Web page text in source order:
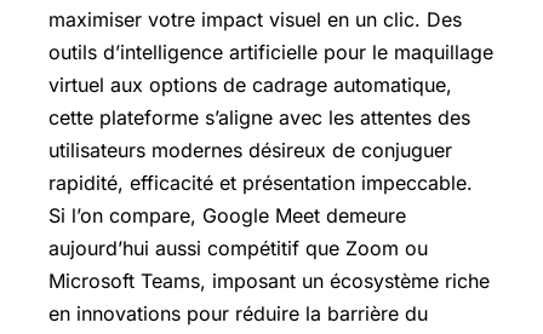
maximiser votre impact visuel en un clic. Des
outils d’intelligence artificielle pour le maquillage
virtuel aux options de cadrage automatique,
cette plateforme s’aligne avec les attentes des
utilisateurs modernes désireux de conjuguer
rapidité, efficacité et présentation impeccable.
Si l’on compare, Google Meet demeure
aujourd’hui aussi compétitif que Zoom ou
Microsoft Teams, imposant un écosystème riche
en innovations pour réduire la barrière du